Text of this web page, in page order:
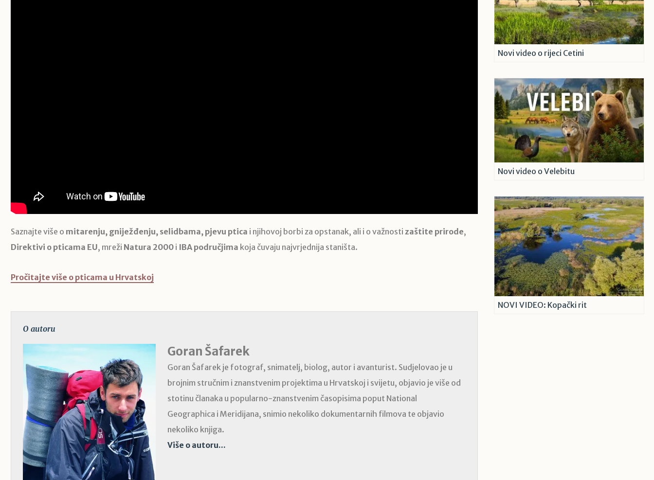
Saznajte više o mitarenju, gniježđenju, selidbama, pjevu ptica i njihovoj borbi za opstanak, ali i o važnostizaštite prirode,
Direktivi o pticama EU, mreži Natura 2000 i IBA područjima koja čuvaju najvrjednija staništa.
Pročitajte više o pticama u Hrvatskoj
O autoru
Goran Šafarek
Goran Šafarek je fotograf, snimatelj, biolog, autor i avanturist. Sudjelovao je u
brojnim stručnim i znanstvenim projektima u Hrvatskoj i svijetu, objavio je više od
stotinu članaka u popularno-znanstvenim časopisima poput National
Geographica i Meridijana, snimio nekoliko dokumentarnih filmova te objavio
nekoliko knjiga.
Više o autoru...
Novi video o rijeci Cetini
Novi video o Velebitu
NOVI VIDEO: Kopački rit